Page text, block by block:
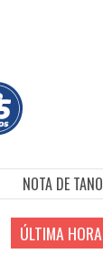
NOTA DE TANO
ÚLTIMA HORA